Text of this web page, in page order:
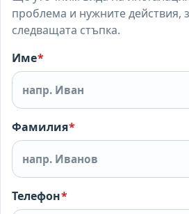
проблема и нужните действия,
следващата стъпка.
Име*
Фамилия*
Телефон*